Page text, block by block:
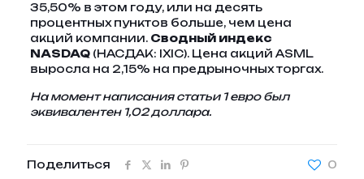
35,50% в этом году, или на десять
процентных пунктов больше, чем цена
акций компании. Сводный индекс
NASDAQ(НАСДАК: IXIC). Цена акций ASML
выросла на 2,15% на предрыночных торгах.
На момент написания статьи 1 евро был
эквивалентен 1,02 доллара.
Поделиться 0